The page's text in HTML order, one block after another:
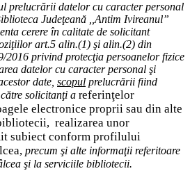
prelucrării datelor cu caracter personal
Judeţeană ,,Antim Ivireanul”
cerere în calitate de solicitant
art.5 alin.(1) şi alin.(2) din
2016 privind protecţia persoanelor fizice
datelor cu caracter personal şi
date scopul prelucrării fiind
către solicitanţi a referinţelor
electronice proprii sau din alte
realizarea unor
subiect conform profilului
precum şi alte informaţii referitoare
şi la serviciile bibliotecii.